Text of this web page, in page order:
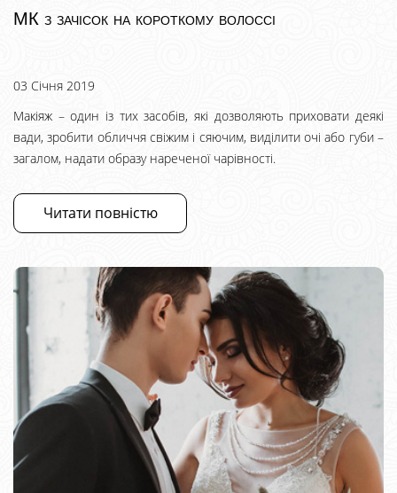
МК з зачісок на короткому волоссі
03 Січня 2019
Макіяж – один із тих засобів, які дозволяють приховати деякі
вади, зробити обличчя свіжим і сяючим, виділити очі або губи –
загалом, надати образу нареченої чарівності.
Читати повністю